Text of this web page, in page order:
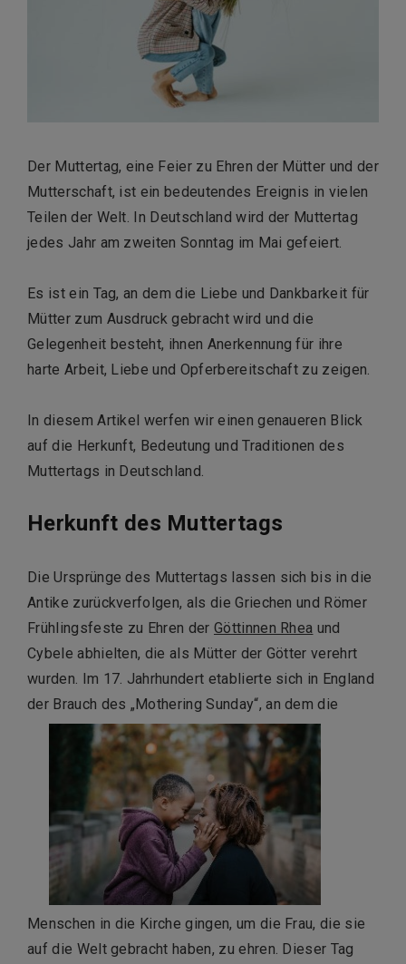
Der Muttertag, eine Feier zu Ehren der Mütter und der
Mutterschaft, ist ein bedeutendes Ereignis in vielen
Teilen der Welt. In Deutschland wird der Muttertag
jedes Jahr am zweiten Sonntag im Mai gefeiert.
Es ist ein Tag, an dem die Liebe und Dankbarkeit für
Mütter zum Ausdruck gebracht wird und die
Gelegenheit besteht, ihnen Anerkennung für ihre
harte Arbeit, Liebe und Opferbereitschaft zu zeigen.
In diesem Artikel werfen wir einen genaueren Blick
auf die Herkunft, Bedeutung und Traditionen des
Muttertags in Deutschland.
Herkunft des Muttertags
Die Ursprünge des Muttertags lassen sich bis in die
Antike zurückverfolgen, als die Griechen und Römer
Frühlingsfeste zu Ehren der Göttinnen Rhea und
Cybele abhielten, die als Mütter der Götter verehrt
wurden. Im 17. Jahrhundert etablierte sich in England
der Brauch des „Mothering Sunday“, an dem die
Menschen in die Kirche gingen, um die Frau, die sie
auf die Welt gebracht haben, zu ehren. Dieser Tag